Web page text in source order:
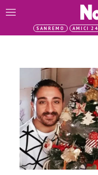
SANREMO AMICI 24